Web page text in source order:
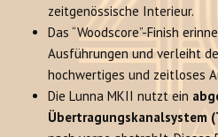
zeitgenössische Interieur.
Das “Woodscore”-Finish
Ausführungen und verleiht
hochwertiges und zeitloses
Die Lunna MKII nutzt ein
Übertragungskanalsystem